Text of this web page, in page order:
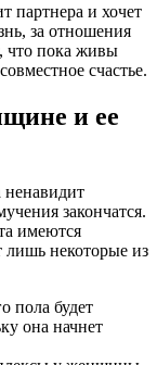
партнера и хочет
за отношения
что пока живы
счастье.
и ее
ненавидит
закончатся.
имеются
лишь некоторые из
пола будет
она начнет